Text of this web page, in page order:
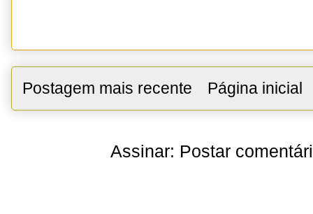
Postagem mais recente Página inicial
Assinar: Postar